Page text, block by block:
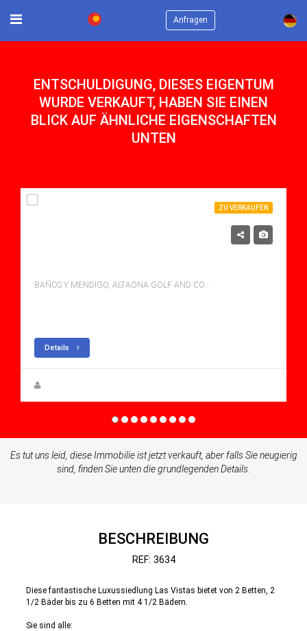
Anfragen ×
ENTSCHULDIGUNG, DIESES EIGENTUM
WURDE VERKAUFT, HABEN SIE EINEN
BLICK AUF ÄHNLICHE EIGENSCHAFTEN
UNTEN
ZU VERKAUFEN
BAÑOS Y MENDIGO, ALTAONA GOLF AND COUNTRY VILLAGE
Details
Es tut uns leid, diese Immobilie ist jetzt verkauft, aber falls Sie neugierig
sind, finden Sie unten die grundlegenden Details.
BESCHREIBUNG
REF: 3634
Diese fantastische Luxussiedlung Las Vistas bietet von 2 Betten, 2
1/2 Bäder bis zu 6 Betten mit 4 1/2 Bädern.
Sie sind alle: